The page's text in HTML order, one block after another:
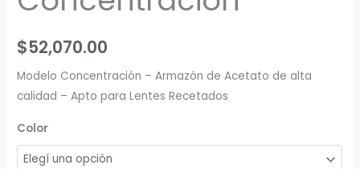
$52,070.00
Modelo Concentración – Armazón de Acetato de alta
calidad – Apto para Lentes Recetados
Color